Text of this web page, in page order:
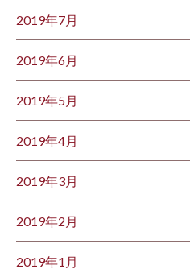
2019年7月
2019年6月
2019年5月
2019年4月
2019年3月
2019年2月
2019年1月